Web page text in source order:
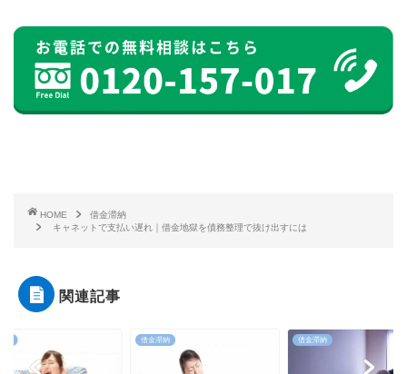
HOME
借金滞納
キャネットで支払い遅れ｜借金地獄を債務整理で抜け出すには
関連記事
借金滞納 借金滞納